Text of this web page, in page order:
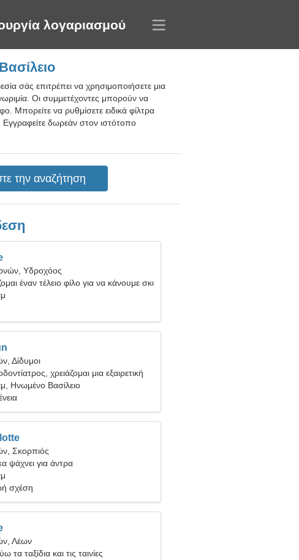
λογαριασμού
σάς επιτρέπει να χρησιμοποιήσετε μια
Οι συμμετέχοντες μπορούν να
Μπορείτε να ρυθμίσετε ειδικά φίλτρα
Εγγραφείτε δωρεάν στον ιστότοπο
Υδροχόος
έναν τέλειο φίλο για να κάνουμε σκι
Δίδυμοι
χρειάζομαι μια εξαιρετική
Ηνωμένο Βασίλειο
Σκορπιός
ψάχνει για άντρα
σχέση
Λέων
τα ταξίδια και τις ταινίες